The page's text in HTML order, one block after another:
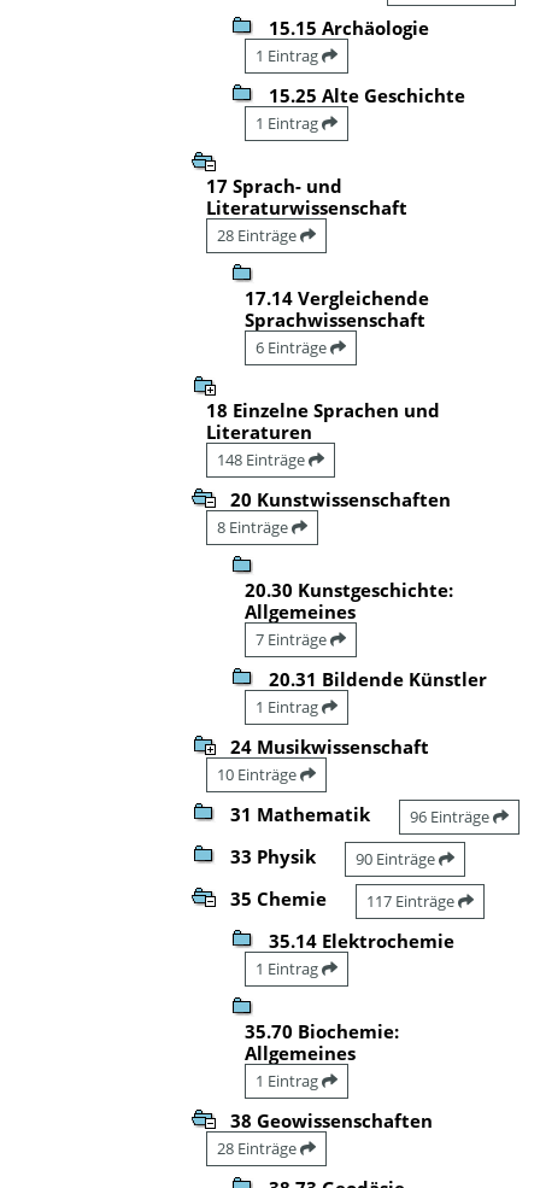
15.15 Archäologie
1 Eintrag
15.25 Alte Geschichte
1 Eintrag
17 Sprach- und
Literaturwissenschaft
28 Einträge
17.14 Vergleichende
Sprachwissenschaft
6 Einträge
18 Einzelne Sprachen und
Literaturen
148 Einträge
20 Kunstwissenschaften
8 Einträge
20.30 Kunstgeschichte:
Allgemeines
7 Einträge
20.31 Bildende Künstler
1 Eintrag
24 Musikwissenschaft
10 Einträge
31 Mathematik 96 Einträge
33 Physik 90 Einträge
35 Chemie 117 Einträge
35.14 Elektrochemie
1 Eintrag
35.70 Biochemie:
Allgemeines
1 Eintrag
38 Geowissenschaften
28 Einträge